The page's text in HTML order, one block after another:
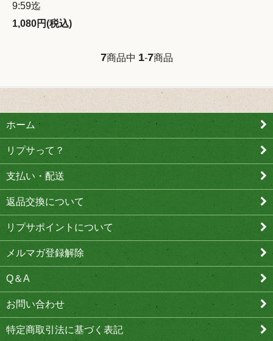
9:59迄
1,080円(税込)
7商品中 1-7商品
ホーム
リプサって？
支払い・配送
返品交換について
リプサポイントについて
メルマガ登録解除
Q＆A
お問い合わせ
特定商取引法に基づく表記